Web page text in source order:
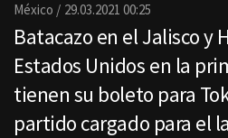
México 29.03.2021 00:25
Batacazo en el Jalisco y
Estados Unidos en la
tienen su boleto para
partido cargado para el